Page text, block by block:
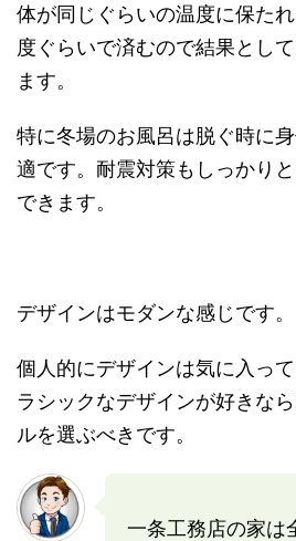
体が同じぐらいの温度に保た
度ぐらいで済むので結果とし
ます。
特に冬場のお風呂は脱ぐ時に
適です。耐震対策もしっかり
できます。
デザインはモダンな感じです。
個人的にデザインは気に入っ
ラシックなデザインが好きな
ルを選ぶべきです。
一条工務店の家は